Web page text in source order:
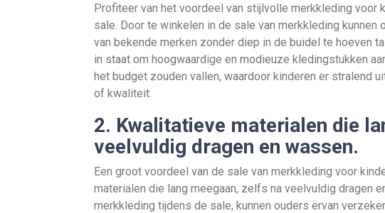
Profiteer van het voordeel van stijlvolle merkkleding voor
sale. Door te winkelen in de sale van merkkleding
van bekende merken zonder diep in de buidel te hoeven
in staat om hoogwaardige en modieuze kledingstukken
het budget zouden vallen, waardoor kinderen er stralend
of kwaliteit.
2. Kwalitatieve materialen die
veelvuldig dragen en wassen.
Een groot voordeel van de sale van merkkleding voor
materialen die lang meegaan, zelfs na veelvuldig dragen
merkkleding tijdens de sale, kunnen ouders ervan